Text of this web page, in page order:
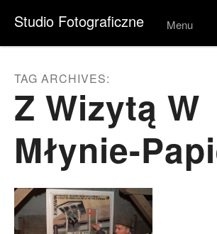
Studio Fotograficzne Menu
Skip to
TAG ARCHIVES:
Z Wizytą W
Młynie-